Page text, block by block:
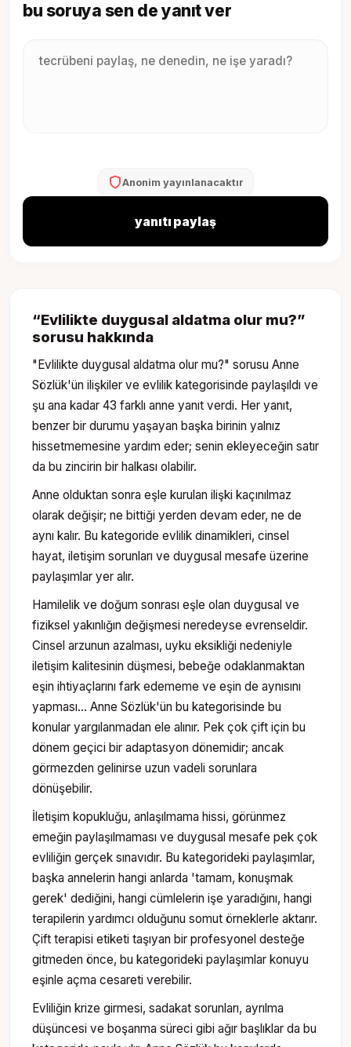
bu soruya sen de yanıt ver
Anonim yayınlanacaktır
yanıtı paylaş
“Evlilikte duygusal aldatma olur mu?”
sorusu hakkında
"Evlilikte duygusal aldatma olur mu?" sorusu Anne
Sözlük'ün ilişkiler ve evlilik kategorisinde paylaşıldı ve
şu ana kadar 43 farklı anne yanıt verdi. Her yanıt,
benzer bir durumu yaşayan başka birinin yalnız
hissetmemesine yardım eder; senin ekleyeceğin satır
da bu zincirin bir halkası olabilir.
Anne olduktan sonra eşle kurulan ilişki kaçınılmaz
olarak değişir; ne bittiği yerden devam eder, ne de
aynı kalır. Bu kategoride evlilik dinamikleri, cinsel
hayat, iletişim sorunları ve duygusal mesafe üzerine
paylaşımlar yer alır.
Hamilelik ve doğum sonrası eşle olan duygusal ve
fiziksel yakınlığın değişmesi neredeyse evrenseldir.
Cinsel arzunun azalması, uyku eksikliği nedeniyle
iletişim kalitesinin düşmesi, bebeğe odaklanmaktan
eşin ihtiyaçlarını fark edememe ve eşin de aynısını
yapması… Anne Sözlük'ün bu kategorisinde bu
konular yargılanmadan ele alınır. Pek çok çift için bu
dönem geçici bir adaptasyon dönemidir; ancak
görmezden gelinirse uzun vadeli sorunlara
dönüşebilir.
İletişim kopukluğu, anlaşılmama hissi, görünmez
emeğin paylaşılmaması ve duygusal mesafe pek çok
evliliğin gerçek sınavıdır. Bu kategorideki paylaşımlar,
başka annelerin hangi anlarda 'tamam, konuşmak
gerek' dediğini, hangi cümlelerin işe yaradığını, hangi
terapilerin yardımcı olduğunu somut örneklerle aktarır.
Çift terapisi etiketi taşıyan bir profesyonel desteğe
gitmeden önce, bu kategorideki paylaşımlar konuyu
eşinle açma cesareti verebilir.
Evliliğin krize girmesi, sadakat sorunları, ayrılma
düşüncesi ve boşanma süreci gibi ağır başlıklar da bu